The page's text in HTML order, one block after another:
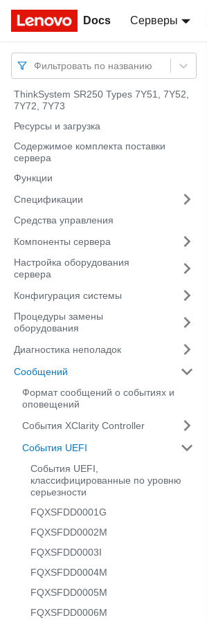
Docs Серверы
Docs
Фильтровать по названию
ThinkSystem SR250 Types 7Y51, 7Y52,
7Y72, 7Y73
Ресурсы и загрузка
Содержимое комплекта поставки
сервера
Функции
Спецификации
Средства управления
Компоненты сервера
Настройка оборудования
сервера
Конфигурация системы
Процедуры замены
оборудования
Диагностика неполадок
Сообщений
Формат сообщений о событиях и
оповещений
События XClarity Controller
События UEFI
События UEFI,
классифицированные по уровню
серьезности
FQXSFDD0001G
FQXSFDD0002M
FQXSFDD0003I
FQXSFDD0004M
FQXSFDD0005M
FQXSFDD0006M